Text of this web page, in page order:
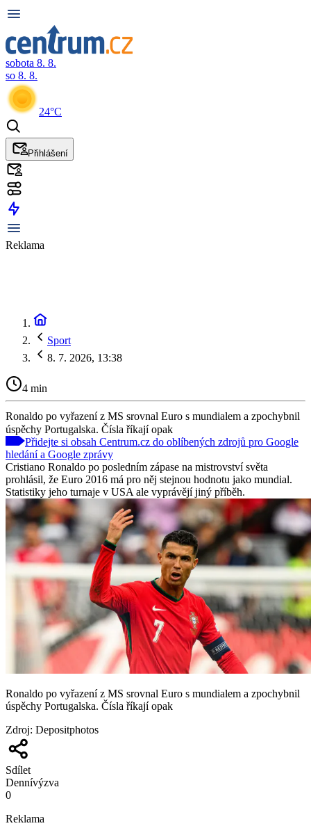
sobota 8. 8.
so 8. 8.
24°C
Přihlášení
Reklama
Sport
8. 7. 2026, 13:38
4 min
Ronaldo po vyřazení z MS srovnal Euro s mundialem a zpochybnil
úspěchy Portugalska. Čísla říkají opak
Přidejte si obsah Centrum.cz do oblíbených zdrojů pro Google
hledání a Google zprávy
Cristiano Ronaldo po posledním zápase na mistrovství světa
prohlásil, že Euro 2016 má pro něj stejnou hodnotu jako mundial.
Statistiky jeho turnaje v USA ale vyprávějí jiný příběh.
Ronaldo po vyřazení z MS srovnal Euro s mundialem a zpochybnil
úspěchy Portugalska. Čísla říkají opak
Zdroj: Depositphotos
Sdílet
Dennívýzva
0
Reklama